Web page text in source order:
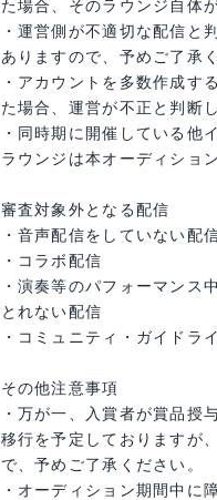
た場合、そのラウンジ自体
・運営側が不適切な配信と
ありますので、予めご了承
・アカウントを多数作成す
た場合、運営が不正と判断
・同時期に開催している他
ラウンジは本オーディショ
審査対象外となる配信
・音声配信をしていない配
・コラボ配信
・演奏等のパフォーマンス
とれない配信
・コミュニティ・ガイドラ
その他注意事項
・万が一、入賞者が賞品授
移行を予定しておりますが
で、予めご了承ください。
・オーディション期間中に